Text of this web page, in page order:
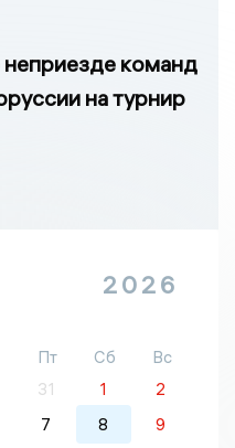
команд
на турнир
2026
Пт Сб
Вс
31 1
2
7 8
9